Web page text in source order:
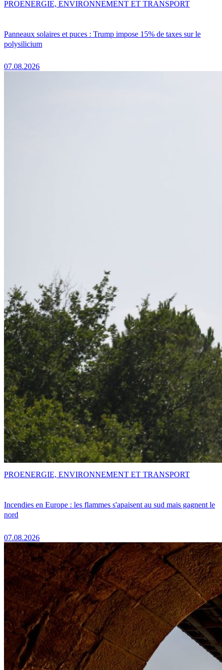
Panneaux solaires et puces : Trump impose 15% de taxes sur le
polysilicium
07.08.2026
PROENERGIE, ENVIRONNEMENT ET TRANSPORT
Incendies en Europe : les flammes s'apaisent au sud mais gagnent le
nord
07.08.2026
PROENERGIE, ENVIRONNEMENT ET TRANSPORT